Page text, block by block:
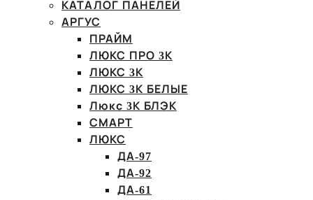
КАТАЛОГ ПАНЕЛЕЙ
АРГУС
ПРАЙМ
ЛЮКС ПРО 3К
ЛЮКС 3К
ЛЮКС 3К БЕЛЫЕ
Люкс 3К БЛЭК
СМАРТ
ЛЮКС
ДА-97
ДА-92
ДА-61